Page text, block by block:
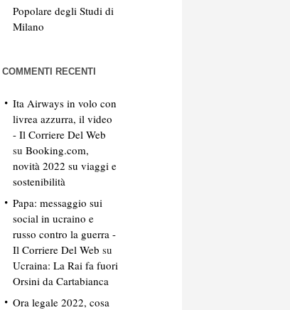
Popolare degli Studi di
Milano
COMMENTI RECENTI
Ita Airways in volo con
livrea azzurra, il video
- Il Corriere Del Web
su Booking.com,
novità 2022 su viaggi e
sostenibilità
Papa: messaggio sui
social in ucraino e
russo contro la guerra -
Il Corriere Del Web su
Ucraina: La Rai fa fuori
Orsini da Cartabianca
Ora legale 2022, cosa